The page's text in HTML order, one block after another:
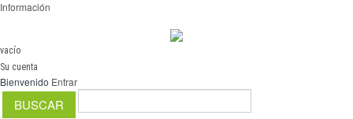
Información
vacío
Su cuenta
Bienvenido Entrar